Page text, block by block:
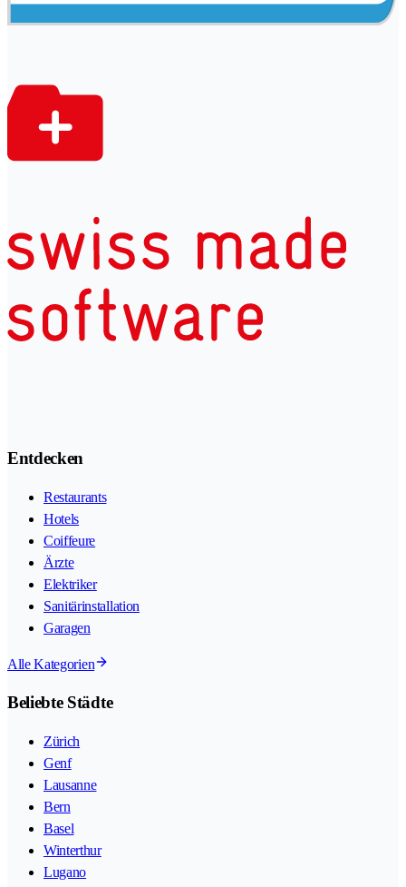
Entdecken
Restaurants
Hotels
Coiffeure
Ärzte
Elektriker
Sanitärinstallation
Garagen
Alle Kategorien
Beliebte Städte
Zürich
Genf
Lausanne
Bern
Basel
Winterthur
Lugano